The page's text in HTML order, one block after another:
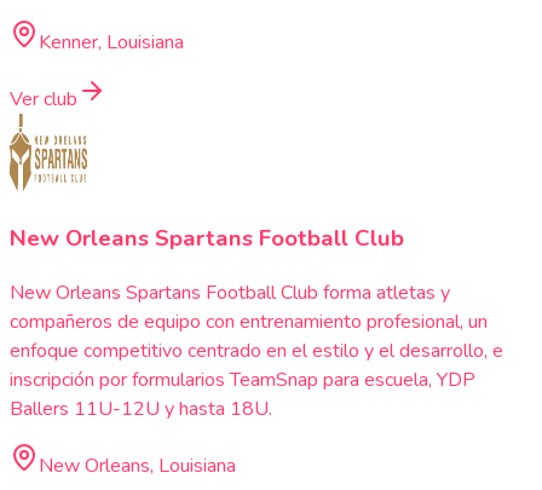
Kenner, Louisiana
Ver club
New Orleans Spartans Football Club
New Orleans Spartans Football Club forma atletas y
compañeros de equipo con entrenamiento profesional, un
enfoque competitivo centrado en el estilo y el desarrollo, e
inscripción por formularios TeamSnap para escuela, YDP
Ballers 11U-12U y hasta 18U.
New Orleans, Louisiana